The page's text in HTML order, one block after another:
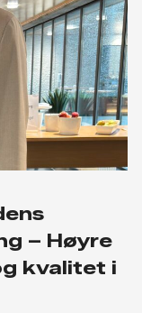
– Høyre
kvalitet i